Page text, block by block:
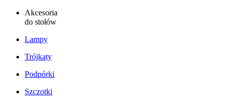
Akcesoria
do stołów
Lampy
Trójkąty
Podpórki
Szczotki